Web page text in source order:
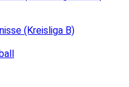
(Kreisliga B)